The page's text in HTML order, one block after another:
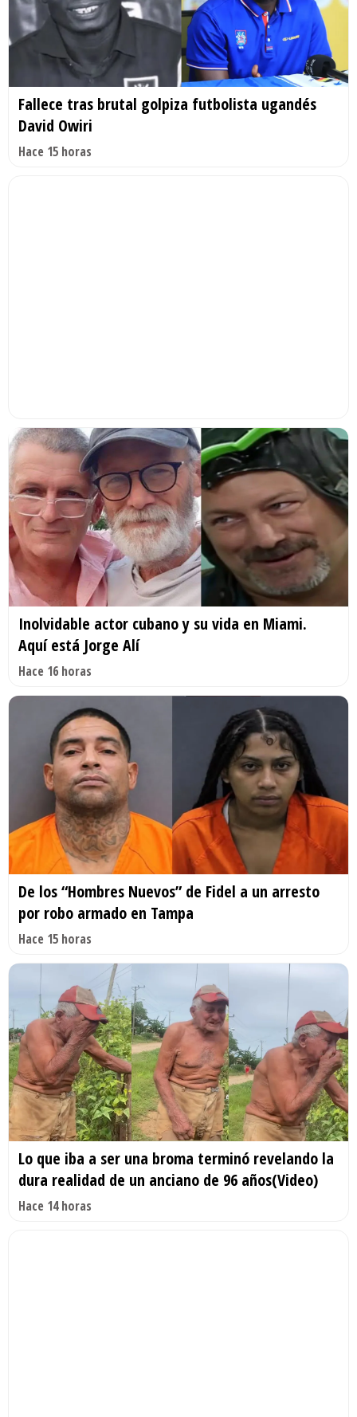
Fallece tras brutal golpiza futbolista ugandés
David Owiri
Hace 15 horas
Inolvidable actor cubano y su vida en Miami.
Aquí está Jorge Alí
Hace 16 horas
De los “Hombres Nuevos” de Fidel a un arresto
por robo armado en Tampa
Hace 15 horas
Lo que iba a ser una broma terminó revelando la
dura realidad de un anciano de 96 años(Video)
Hace 14 horas